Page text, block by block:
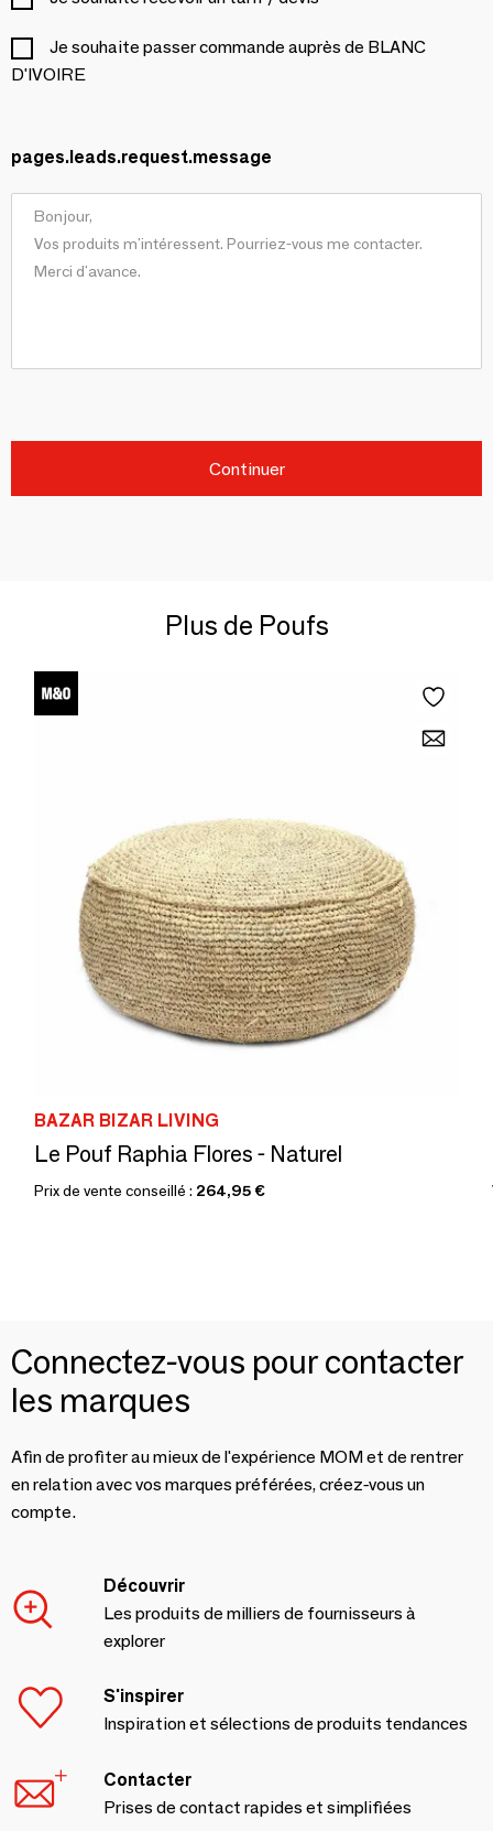
Je souhaite passer commande auprès de BLANC
D'IVOIRE
pages.leads.request.message
Continuer
Plus de Poufs
BAZAR BIZAR LIVING
Le Pouf Raphia Flores - Naturel
Prix de vente conseillé : 264,95 €
Connectez-vous pour contacter
les marques
Afin de profiter au mieux de l'expérience MOM et de rentrer
en relation avec vos marques préférées, créez-vous un
compte.
Découvrir
Les produits de milliers de fournisseurs à
explorer
S'inspirer
Inspiration et sélections de produits tendances
Contacter
Prises de contact rapides et simplifiées